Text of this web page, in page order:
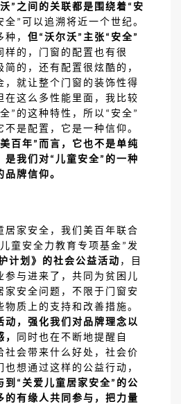
” 之间的关联都是围绕着 “ 安
全 ” 可以追溯将近一个世纪。
， 但 “ 沃尔沃 ” 主张 “ 安全”
样的，门窗的配置也有很
的，还有配置很炫酷的，
，就让整个门窗的装饰性得
在这么多性能里面，我比较
” 的这种特性，所以 “ 安全 ”
不是配置，它是一种信仰。
美百年 ” 而言，它也不是单纯
是我们对 “ 儿童安全” 的一种
牌信仰。
居家安全，我们美百年联合
童安全力教育专项基金 ” 发
计划》的社会公益活动 ，目
参与进来了，共同为贫困儿
家安全问题，不限于门窗安
质上的支持和改善措施。
动，强化我们对品牌理念以
同时也在不断地提醒自
社会带来什么好处，社会价
想通过这样的公益行动，
到 “ 关爱儿童居家安全” 的公
的有缘人共同参与，把力量